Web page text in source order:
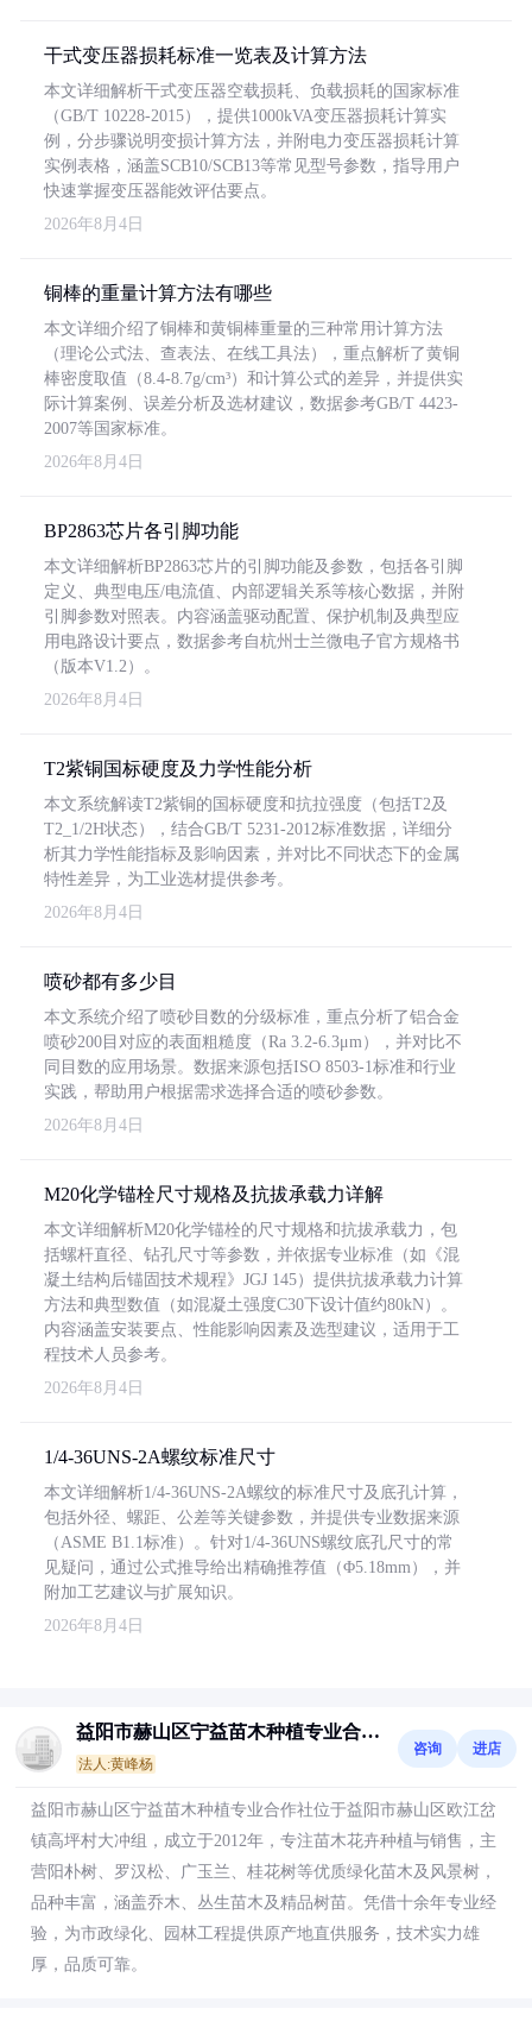
干式变压器损耗标准一览表及计算方法
本文详细解析干式变压器空载损耗、负载损耗的国家标准
（GB/T 10228-2015），提供1000kVA变压器损耗计算实
例，分步骤说明变损计算方法，并附电力变压器损耗计算
实例表格，涵盖SCB10/SCB13等常见型号参数，指导用户
快速掌握变压器能效评估要点。
2026年8月4日
铜棒的重量计算方法有哪些
本文详细介绍了铜棒和黄铜棒重量的三种常用计算方法
（理论公式法、查表法、在线工具法），重点解析了黄铜
棒密度取值（8.4-8.7g/cm³）和计算公式的差异，并提供实
际计算案例、误差分析及选材建议，数据参考GB/T 4423-
2007等国家标准。
2026年8月4日
BP2863芯片各引脚功能
本文详细解析BP2863芯片的引脚功能及参数，包括各引脚
定义、典型电压/电流值、内部逻辑关系等核心数据，并附
引脚参数对照表。内容涵盖驱动配置、保护机制及典型应
用电路设计要点，数据参考自杭州士兰微电子官方规格书
（版本V1.2）。
2026年8月4日
T2紫铜国标硬度及力学性能分析
本文系统解读T2紫铜的国标硬度和抗拉强度（包括T2及
T2_1/2H状态），结合GB/T 5231-2012标准数据，详细分
析其力学性能指标及影响因素，并对比不同状态下的金属
特性差异，为工业选材提供参考。
2026年8月4日
喷砂都有多少目
本文系统介绍了喷砂目数的分级标准，重点分析了铝合金
喷砂200目对应的表面粗糙度（Ra 3.2-6.3μm），并对比不
同目数的应用场景。数据来源包括ISO 8503-1标准和行业
实践，帮助用户根据需求选择合适的喷砂参数。
2026年8月4日
M20化学锚栓尺寸规格及抗拔承载力详解
本文详细解析M20化学锚栓的尺寸规格和抗拔承载力，包
括螺杆直径、钻孔尺寸等参数，并依据专业标准（如《混
凝土结构后锚固技术规程》JGJ 145）提供抗拔承载力计算
方法和典型数值（如混凝土强度C30下设计值约80kN）。
内容涵盖安装要点、性能影响因素及选型建议，适用于工
程技术人员参考。
2026年8月4日
1/4-36UNS-2A螺纹标准尺寸
本文详细解析1/4-36UNS-2A螺纹的标准尺寸及底孔计算，
包括外径、螺距、公差等关键参数，并提供专业数据来源
（ASME B1.1标准）。针对1/4-36UNS螺纹底孔尺寸的常
见疑问，通过公式推导给出精确推荐值（Φ5.18mm），并
附加工艺建议与扩展知识。
2026年8月4日
益阳市赫山区宁益苗木种植专业合作
社
法人:黄峰杨
咨询 进店
益阳市赫山区宁益苗木种植专业合作社位于益阳市赫山区欧江岔
镇高坪村大冲组，成立于2012年，专注苗木花卉种植与销售，主
营阳朴树、罗汉松、广玉兰、桂花树等优质绿化苗木及风景树，
品种丰富，涵盖乔木、丛生苗木及精品树苗。凭借十余年专业经
验，为市政绿化、园林工程提供原产地直供服务，技术实力雄
厚，品质可靠。